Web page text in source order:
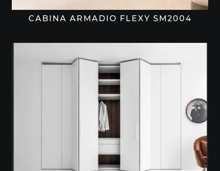
CABINA ARMADIO FLEXY SM2004